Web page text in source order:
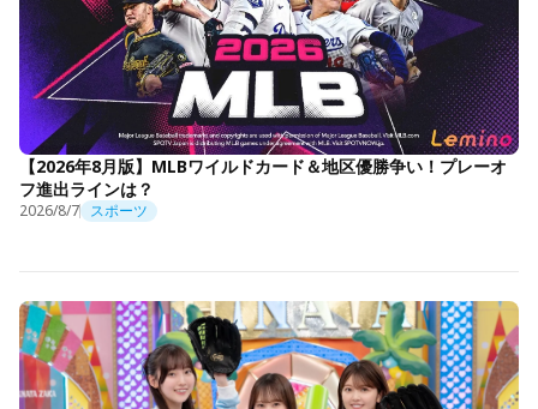
【2026年8月版】MLBワイルドカード＆地区優勝争い！プレーオ
フ進出ラインは？
2026/8/7 スポーツ